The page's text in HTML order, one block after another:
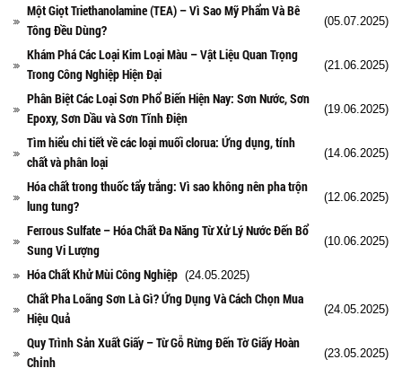
Một Giọt Triethanolamine (TEA) – Vì Sao Mỹ Phẩm Và Bê
Tông Đều Dùng?
(05.07.2025)
Khám Phá Các Loại Kim Loại Màu – Vật Liệu Quan Trọng
Trong Công Nghiệp Hiện Đại
(21.06.2025)
Phân Biệt Các Loại Sơn Phổ Biến Hiện Nay: Sơn Nước, Sơn
Epoxy, Sơn Dầu và Sơn Tĩnh Điện
(19.06.2025)
Tìm hiểu chi tiết về các loại muối clorua: Ứng dụng, tính
chất và phân loại
(14.06.2025)
Hóa chất trong thuốc tẩy trắng: Vì sao không nên pha trộn
lung tung?
(12.06.2025)
Ferrous Sulfate – Hóa Chất Đa Năng Từ Xử Lý Nước Đến Bổ
Sung Vi Lượng
(10.06.2025)
Hóa Chất Khử Mùi Công Nghiệp (24.05.2025)
Chất Pha Loãng Sơn Là Gì? Ứng Dụng Và Cách Chọn Mua
Hiệu Quả
(24.05.2025)
Quy Trình Sản Xuất Giấy – Từ Gỗ Rừng Đến Tờ Giấy Hoàn
Chỉnh
(23.05.2025)